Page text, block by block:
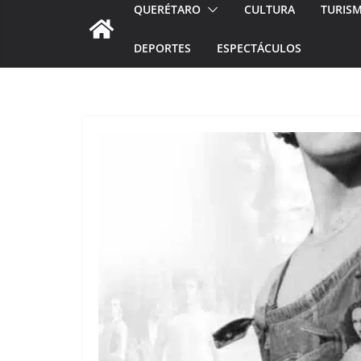
QUERÉTARO CULTURA
DEPORTES ESPECTÁCULOS